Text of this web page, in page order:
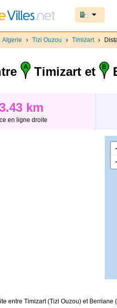
Algerie › Tizi Ouzou › Timizart ›
Timizart et
km
en ligne droite
entre Timizart (Tizi Ouzou) et Berriane